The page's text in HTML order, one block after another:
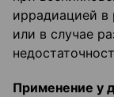
иррадиацией
или в случае
Применение у